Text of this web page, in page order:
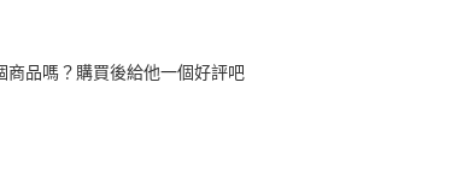
商品嗎？購買後給他一個好評吧